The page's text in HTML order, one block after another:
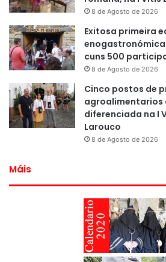
8 de Agosto de 2026
Exitosa primeira
enogastronómica
cuns 500
8 de Agosto de 2026
Cinco postos de
agroalimentarios
diferenciada na I
Larouco
8 de Agosto de 2026
Máis